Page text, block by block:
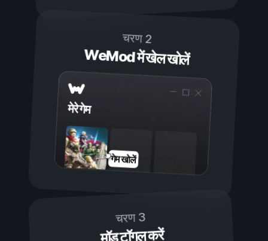
चरण 2
WeMod में खेल खोलें
मेरे गेम
गेम खोलें
चरण 3
मॉड टॉगल करें